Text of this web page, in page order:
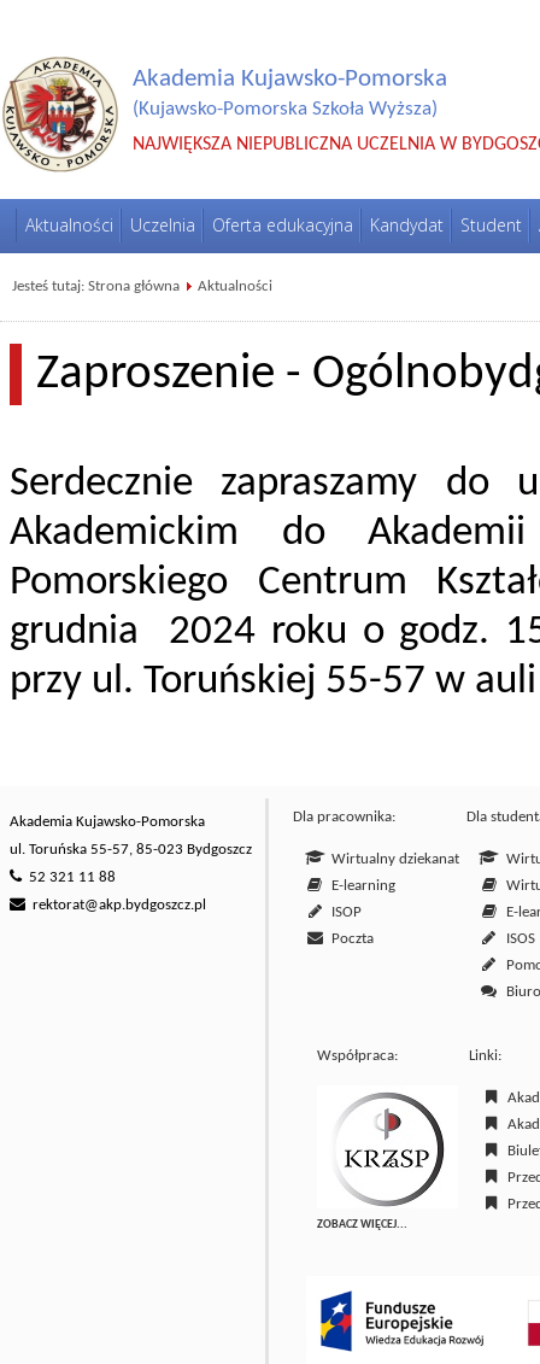
Akademia Kujawsko-Pomorska
(Kujawsko-Pomorska Szkoła Wyższa)
NAJWIĘKSZA NIEPUBLICZNA UCZELNIA W
Aktualności Uczelnia Oferta edukacyjna Kandydat Student
Jesteś tutaj: Strona główna Aktualności
Zaproszenie -
Serdecznie zapraszamy do
Akademickim do
Pomorskiego Centrum
grudnia 2024 roku o godz.
przy ul. Toruńskiej 55-57 w
Akademia Kujawsko-Pomorska
ul. Toruńska 55-57, 85-023 Bydgoszcz
52 321 11 88
rektorat@akp.bydgoszcz.pl
Dla pracownika:
Wirtualny dziekanat
E-learning
ISOP
Poczta
Dla
E-
ISOS
Współpraca:
ZOBACZ WIĘCEJ...
Linki: